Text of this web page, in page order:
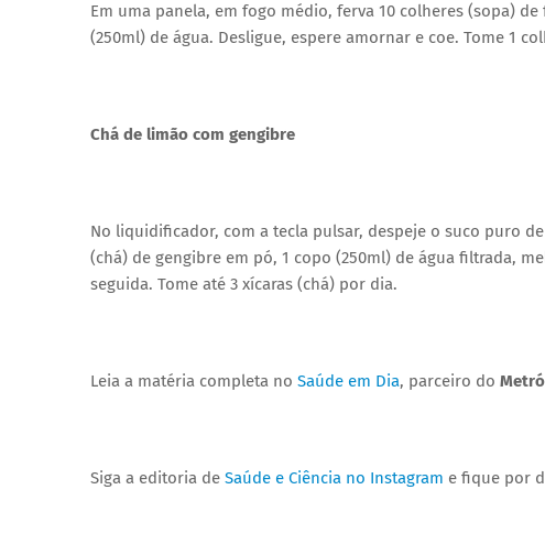
Em uma panela, em fogo médio, ferva 10 colheres (sopa)
(250ml) de água. Desligue, espere amornar e coe. Tome 1
Chá de limão com gengibre
No liquidificador, com a tecla pulsar, despeje o suco puro
(chá) de gengibre em pó, 1 copo (250ml) de água filtrada,
seguida. Tome até 3 xícaras (chá) por dia.
Leia a matéria completa no Saúde em Dia, parceiro do
Siga a editoria de Saúde e Ciência no Instagram e fique por